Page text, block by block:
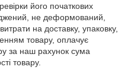
його початкових
не деформований,
на доставку, упаковку,
товару, оплачує
за наш рахунок сума
товару.